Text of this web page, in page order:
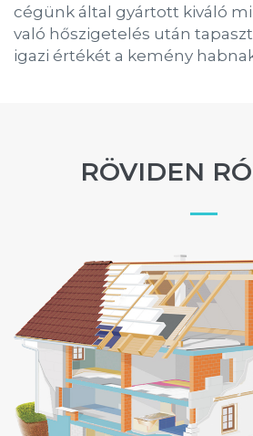
cégünk által gyártott kiváló
való hőszigetelés után
igazi értékét a kemény
RÖVIDEN